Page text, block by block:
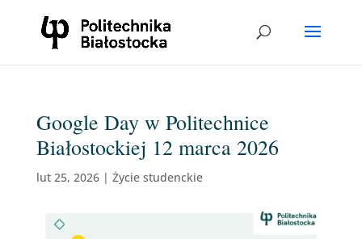
Google Day w Politechnice
Białostockiej 12 marca 2026
lut 25, 2026| Życie studenckie